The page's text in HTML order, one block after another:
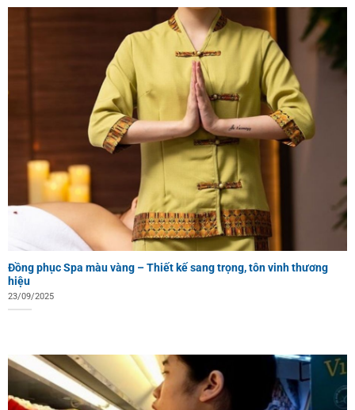
Đồng phục Spa màu vàng – Thiết kế sang trọng, tôn vinh thương
hiệu
23/09/2025